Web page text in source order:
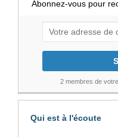
Abonnez-vous pour
Votre adresse de
2 membres de
Qui est à l'écoute